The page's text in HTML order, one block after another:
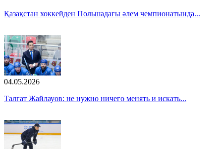
Қазақстан хоккейден Польшадағы әлем чемпионатында...
04.05.2026
Талгат Жайлауов: не нужно ничего менять и искать...